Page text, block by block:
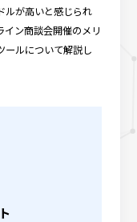
ルが高いと感じられ
ン商談会開催のメリ
ールについて解説し